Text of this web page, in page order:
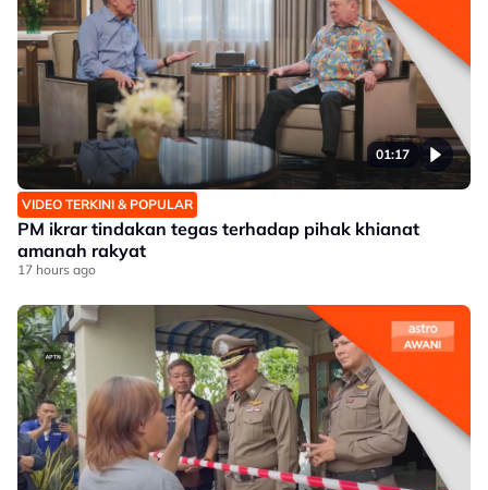
01:17
VIDEO TERKINI & POPULAR
PM ikrar tindakan tegas terhadap pihak khianat
amanah rakyat
17 hours ago